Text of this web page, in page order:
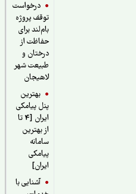
درخواست
توقف پروژه
بام‌لند برای
حفاظت از
درختان و
طبیعت شهر
لاهیجان
بهترین
پنل پیامکی
ایران [4 تا
از بهترین
سامانه
پیامکی
آشنایی با